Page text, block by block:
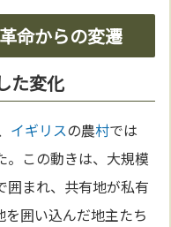
命からの変遷
た変化
イギリスの農村では
。この動きは、大規模
囲まれ、共有地が私有
囲い込んだ地主たち